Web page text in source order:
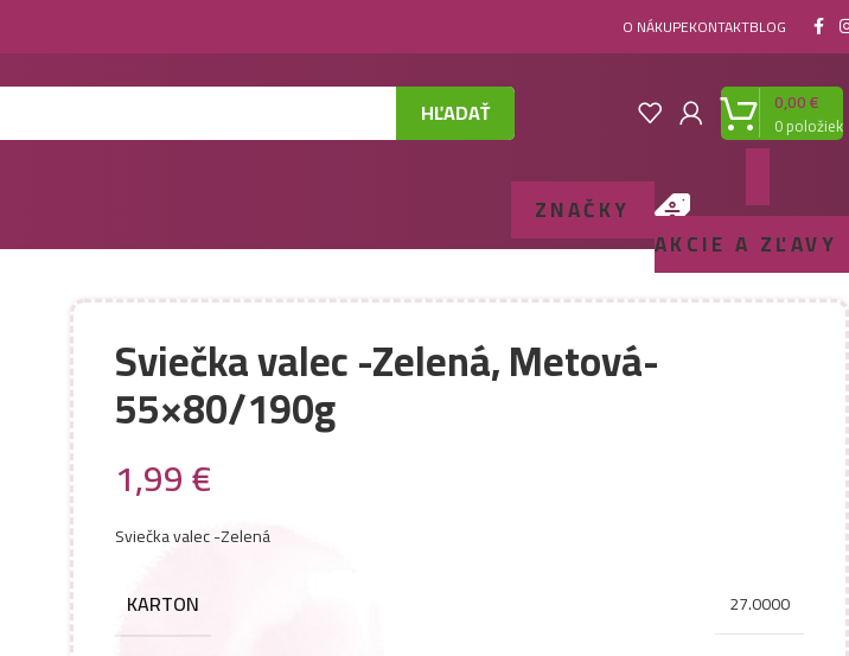
O NÁKUPEKONTAKTBLOG
HĽADAŤ 0položiek
0,00€
ZNAČKY
AKCIE A ZĽAVY
Sviečka valec -Zelená, Metová-
55×80/190g
1,99€
Sviečka valec -Zelená
KARTON 27.0000